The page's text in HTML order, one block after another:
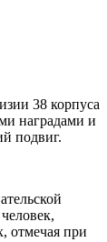
38 корпуса
наградами и
подвиг.
отмечая при